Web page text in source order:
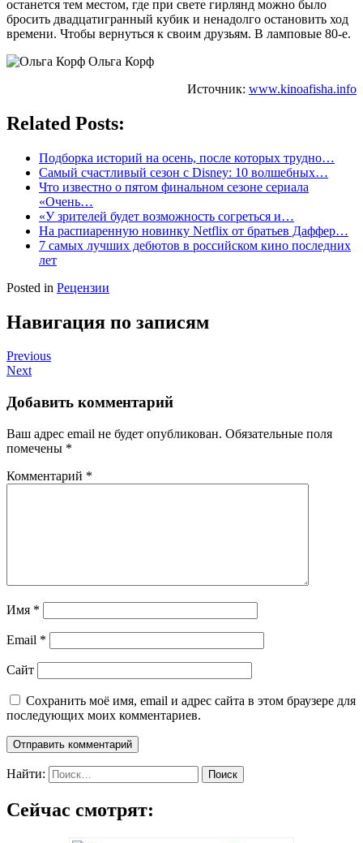
останется тем местом, где при свете гирлянд можно было
бросить двадцатигранный кубик и ненадолго остановить ход
времени. Чтобы вернуться к своим друзьям. В ламповые 80-е.
Ольга Корф
Источник: www.kinoafisha.info
Related Posts:
Подборка историй на осень, после которых трудно…
Самый счастливый сезон с Disney: 10 волшебных…
Что известно о пятом финальном сезоне сериала
«Очень…
«У зрителей будет возможность согреться и…
На распиаренную новинку Netflix от братьев Даффер…
7 самых лучших дебютов в российском кино последних
лет
Posted in Рецензии
Навигация по записям
Previous
Next
Добавить комментарий
Ваш адрес email не будет опубликован. Обязательные поля
помечены *
Комментарий *
Имя *
Email *
Сайт
Сохранить моё имя, email и адрес сайта в этом браузере для
последующих моих комментариев.
Найти:
Сейчас смотрят: